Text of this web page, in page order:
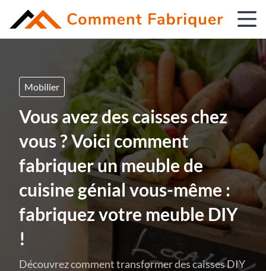
Mobilier
Vous avez des caisses chez
vous ? Voici comment
fabriquer un meuble de
cuisine génial vous-même :
fabriquez votre meuble DIY
!
Découvrez comment transformer des caisses DIY